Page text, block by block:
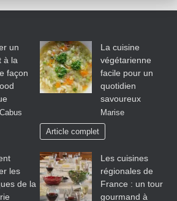
un
à la
façon
La cuisine
végétarienne
facile pour un
quotidien
savoureux
Marise
Article complet
les
de la
Les cuisines
régionales de
France : un tour
gourmand à